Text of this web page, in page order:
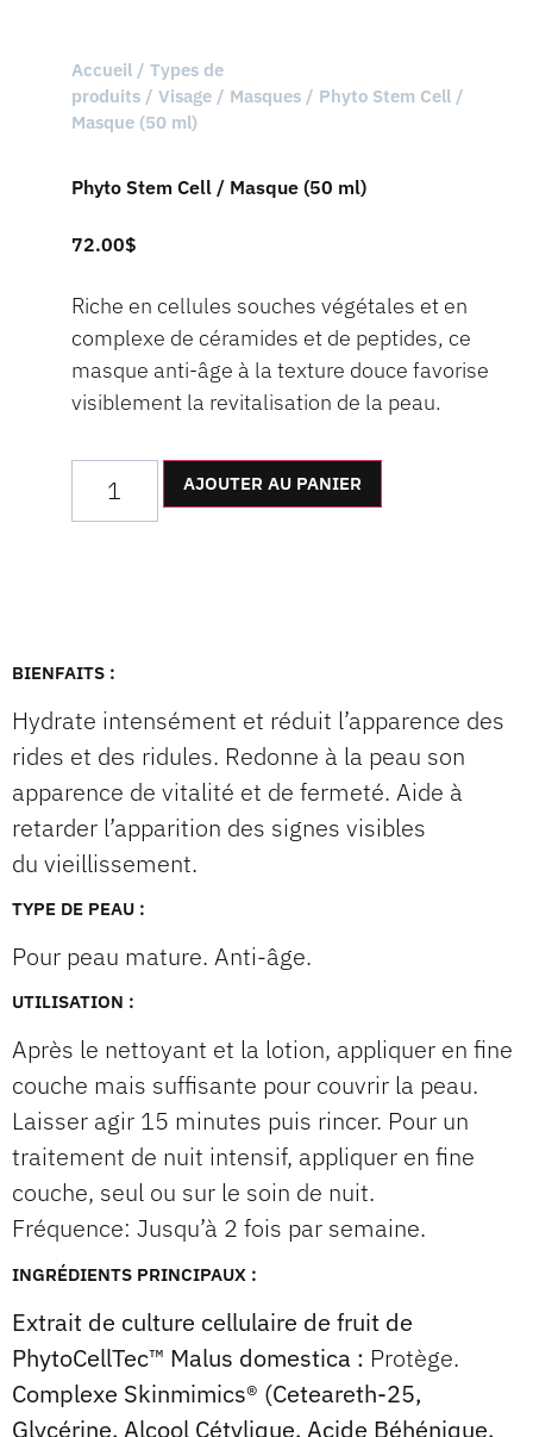
Accueil / Types de
produits / Visage / Masques / Phyto Stem Cell /
Masque (50 ml)
Phyto Stem Cell / Masque (50 ml)
72.00$
Riche en cellules souches végétales et en
complexe de céramides et de peptides, ce
masque anti-âge à la texture douce favorise
visiblement la revitalisation de la peau.
AJOUTER AU PANIER
BIENFAITS :
Hydrate intensément et réduit l’apparence des
rides et des ridules. Redonne à la peau son
apparence de vitalité et de fermeté. Aide à
retarder l’apparition des signes visibles
du vieillissement.
TYPE DE PEAU :
Pour peau mature. Anti-âge.
UTILISATION :
Après le nettoyant et la lotion, appliquer en fine
couche mais suffisante pour couvrir la peau.
Laisser agir 15 minutes puis rincer. Pour un
traitement de nuit intensif, appliquer en fine
couche, seul ou sur le soin de nuit.
Fréquence: Jusqu’à 2 fois par semaine.
INGRÉDIENTS PRINCIPAUX :
Extrait de culture cellulaire de fruit de
PhytoCellTec™ Malus domestica : Protège.
Complexe Skinmimics® (Ceteareth-25,
Glycérine, Alcool Cétylique, Acide Béhénique,